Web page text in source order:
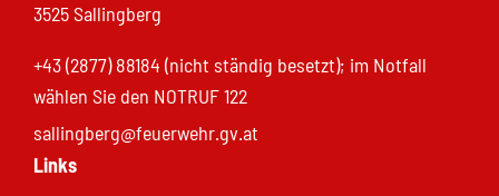
3525 Sallingberg
+43 (2877) 88184 (nicht ständig besetzt); im Notfall
wählen Sie den NOTRUF 122
sallingberg@feuerwehr.gv.at
Links